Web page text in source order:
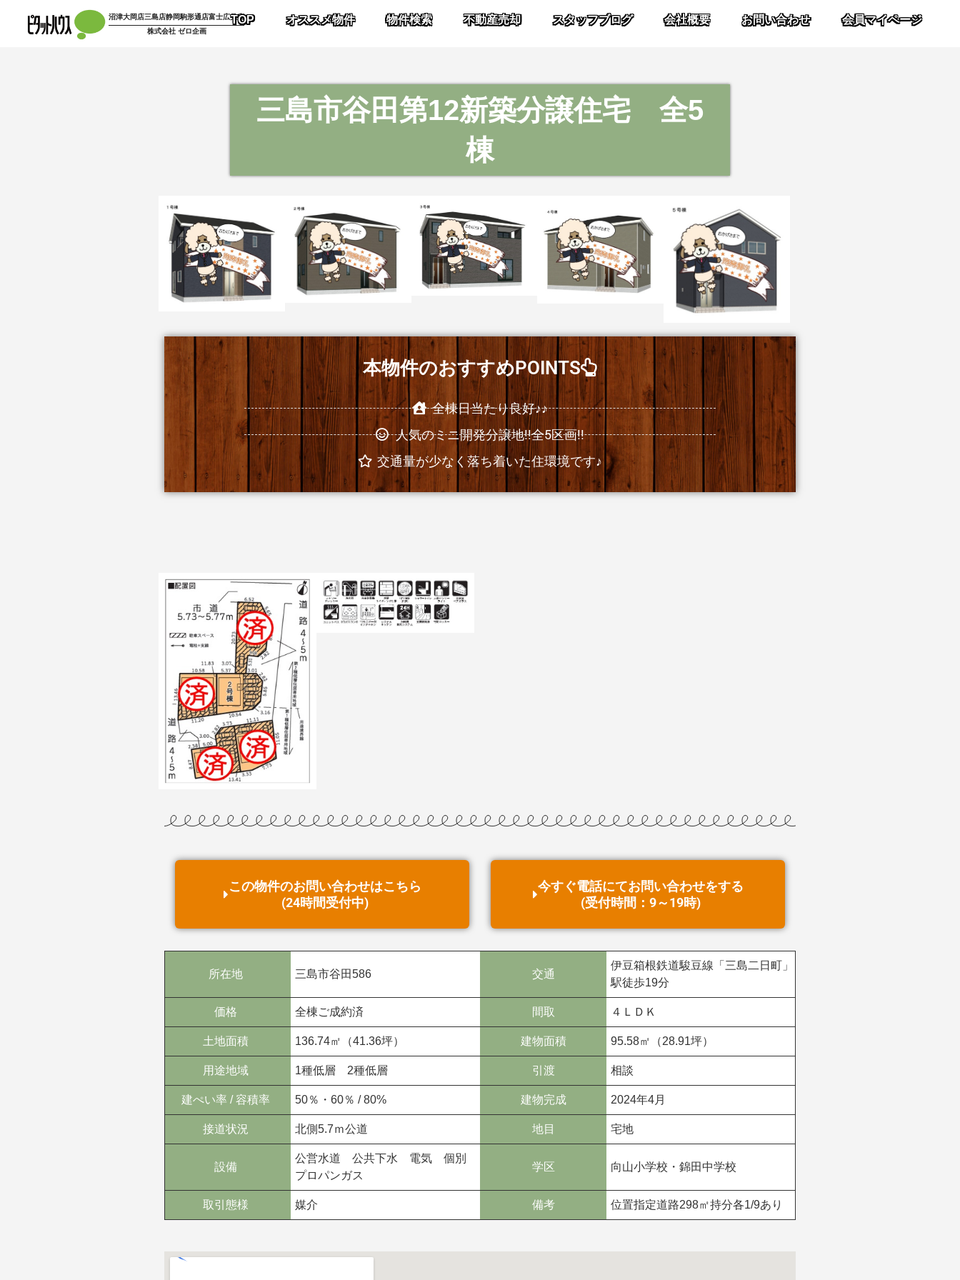
沼津大岡店三島店静岡駒形通店富士広見店
株式会社 ゼロ企画
TOP オススメ物件 物件検索 不動産売却 スタッフブログ 会社概要 お問い合わせ 会員マイページ
三島市谷田第12新築分譲住宅 全5
棟
本物件のおすすめPOINTS
全棟日当たり良好♪♪
人気のミニ開発分譲地!!全5区画!!
交通量が少なく落ち着いた住環境です♪
この物件のお問い合わせはこちら
(24時間受付中)
今すぐ電話にてお問い合わせをする
(受付時間：9～19時)
所在地 三島市谷田586 交通
伊豆箱根鉄道駿豆線「三島二日町」
駅徒歩19分
価格 全棟ご成約済 間取 ４ＬＤＫ
土地面積 136.74㎡（41.36坪） 建物面積 95.58㎡（28.91坪）
用途地域 1種低層 2種低層 引渡 相談
建ぺい率 / 容積率 50％・60％ / 80% 建物完成 2024年4月
接道状況 北側5.7ｍ公道 地目 宅地
設備
公営水道 公共下水 電気 個別
プロパンガス
学区 向山小学校・錦田中学校
取引態様 媒介 備考 位置指定道路298㎡持分各1/9あり